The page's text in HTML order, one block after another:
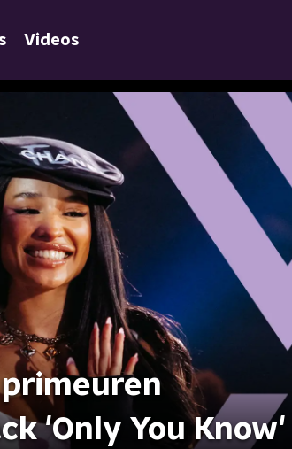
Videos
'Only You Know'